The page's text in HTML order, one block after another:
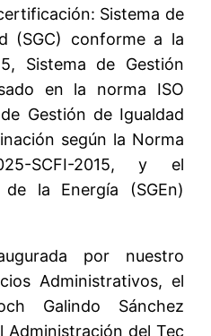
Sistema de
(SGC) conforme a la
Sistema de Gestión
en la norma ISO
Gestión de Igualdad
según la Norma
SCFI-2015, y el
la Energía (SGEn)
por nuestro
Administrativos, el
Galindo Sánchez
Administración del Tec